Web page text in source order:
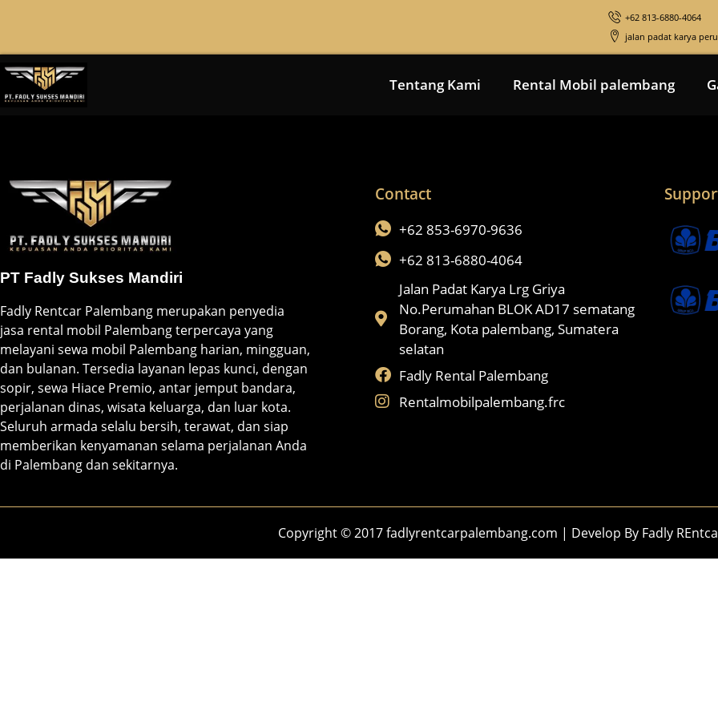
+62 813-6880-4064
jalan padat karya
Tentang Kami Rental Mobil palembang
PT Fadly Sukses Mandiri
Fadly Rentcar Palembang merupakan penyedia
jasa rental mobil Palembang terpercaya yang
melayani sewa mobil Palembang harian, mingguan,
dan bulanan. Tersedia layanan lepas kunci, dengan
sopir, sewa Hiace Premio, antar jemput bandara,
perjalanan dinas, wisata keluarga, dan luar kota.
Seluruh armada selalu bersih, terawat, dan siap
memberikan kenyamanan selama perjalanan Anda
di Palembang dan sekitarnya.
Contact
+62 853-6970-9636
+62 813-6880-4064
Jalan Padat Karya Lrg Griya
No.Perumahan BLOK AD17 sematang
Borang, Kota palembang, Sumatera
selatan
Fadly Rental Palembang
Rentalmobilpalembang.frc
Copyright © 2017 fadlyrentcarpalembang.com | Develop By Fadly